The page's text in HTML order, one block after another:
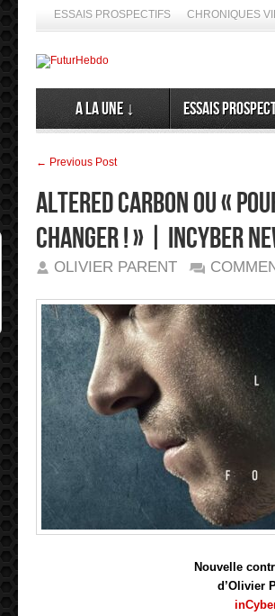
ESSAIS PROSPECTIFS CHRONIQUES
A la Une ↓ Essais
← Previous Post
ALTERED CARBON ou «
changer ! » | inCyber
OLIVIER PARENT
Nouvelle
d’Olivier